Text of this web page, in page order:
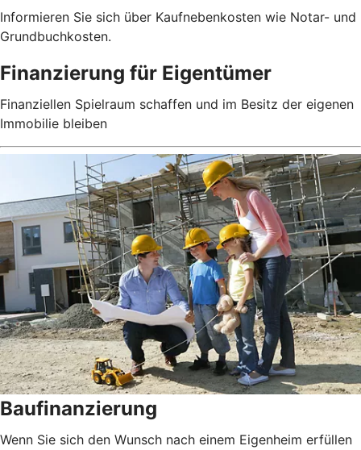
Informieren Sie sich über Kaufnebenkosten wie Notar- und
Grundbuchkosten.
Finanzierung für Eigentümer
Finanziellen Spielraum schaffen und im Besitz der eigenen
Immobilie bleiben
Baufinanzierung
Wenn Sie sich den Wunsch nach einem Eigenheim erfüllen